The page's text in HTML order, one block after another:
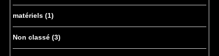
matériels (1)
Non classé (3)